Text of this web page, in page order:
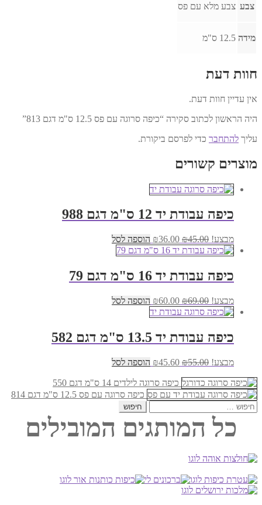
צבע צבע מלא עם פס
מידה 12.5 ס"מ
חוות דעת
אין עדיין חוות דעת.
היה הראשון לכתוב סקירה “כיפה סרוגה עם פס 12.5 ס"מ דגם 813”
עליך להתחבר כדי לפרסם ביקורת.
מוצרים קשורים
כיפה עבודת יד 12 ס"מ דגם 988
מבצע! ₪45.00
המחיר
המקורי
היה:
₪45.00.
₪36.00
המחיר
הנוכחי
הוא:
₪36.00.
הוספה לסל
כיפה עבודת יד 16 ס"מ דגם 79
מבצע! ₪69.00
המחיר
המקורי
היה:
₪69.00.
₪60.00
המחיר
הנוכחי
הוא:
₪60.00.
הוספה לסל
כיפה עבודת יד 13.5 ס"מ דגם 582
מבצע! ₪55.00
המחיר
היה:
₪55.00.
₪45.60
המחיר
הוא:
₪45.60.
הוספה לסל
כיפה סרוגה לילדים 14 ס"מ דגם 550
כיפה סרוגה עם פס 12.5 ס"מ דגם 814
חיפוש:
כל המותגים המובילים